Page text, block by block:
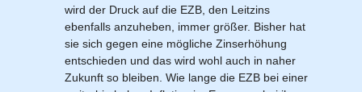
wird der Druck auf die EZB, den Leitzins
ebenfalls anzuheben, immer größer. Bisher hat
sie sich gegen eine mögliche Zinserhöhung
entschieden und das wird wohl auch in naher
Zukunft so bleiben. Wie lange die EZB bei einer